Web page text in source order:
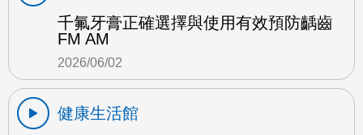
千氟牙膏正確選擇與使用有效預防齲齒
FM AM
2026/06/02
健康生活館